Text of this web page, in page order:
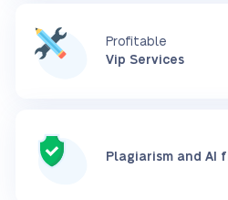
Profitable
Vip Services
Plagiarism and AI